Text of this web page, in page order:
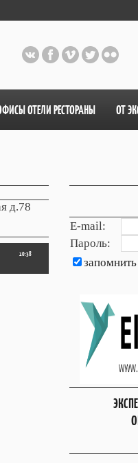
ОТЕЛИ РЕСТОРАНЫ ОТ
д.78
10:38
E-mail:
Пароль:
запомнить